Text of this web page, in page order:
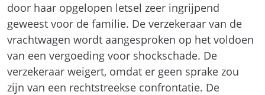
door haar opgelopen letsel zeer ingrijpend
geweest voor de familie. De verzekeraar van de
vrachtwagen wordt aangesproken op het voldoen
van een vergoeding voor shockschade. De
verzekeraar weigert, omdat er geen sprake zou
zijn van een rechtstreekse confrontatie. De